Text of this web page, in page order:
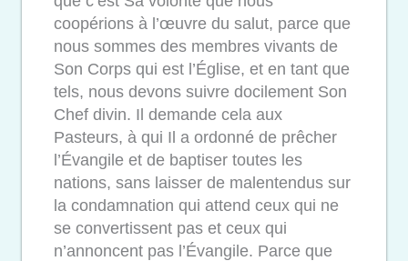
coopérions à l’œuvre du salut, parce que
nous sommes des membres vivants de
Son Corps qui est l’Église, et en tant que
tels, nous devons suivre docilement Son
Chef divin. Il demande cela aux
Pasteurs, à qui Il a ordonné de prêcher
l’Évangile et de baptiser toutes les
nations, sans laisser de malentendus sur
la condamnation qui attend ceux qui ne
se convertissent pas et ceux qui
n’annoncent pas l’Évangile. Parce que